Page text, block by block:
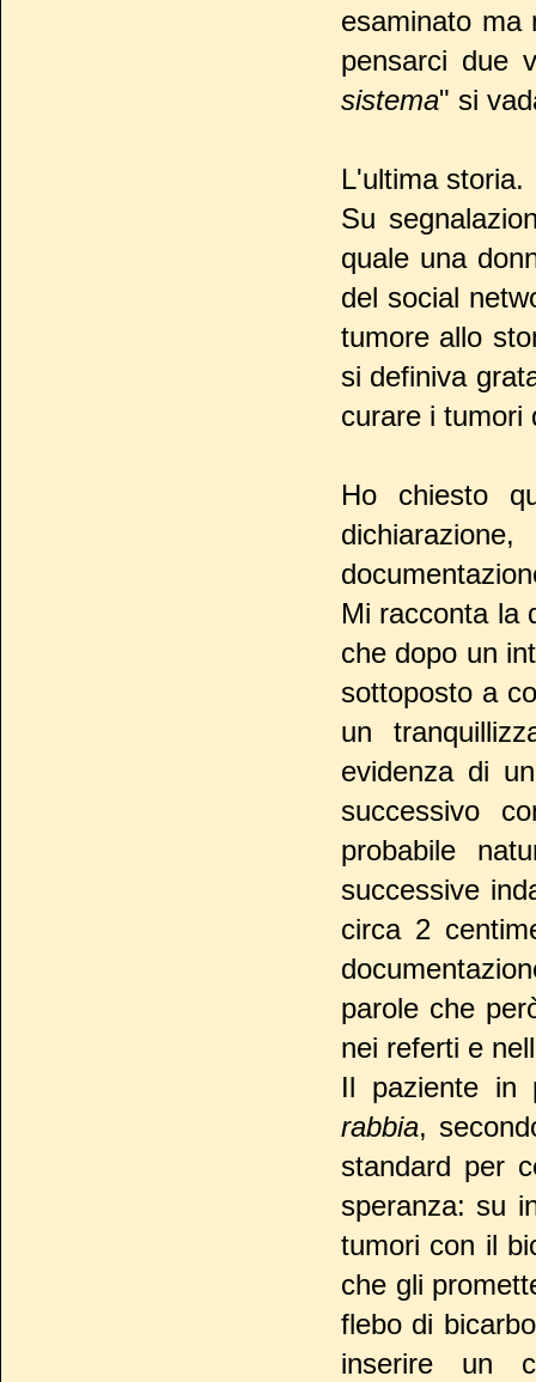
esaminato
pensarci due
sistema" si
L'ultima storia.
Su
quale una
del social
tumore allo
si definiva
curare i tumori
Ho chiesto
Mi racconta la
che dopo un
sottoposto a
un
evidenza di
successivo
probabile
successive
circa 2
parole che
nei referti e
Il paziente in
rabbia,
standard per
speranza: su
tumori con il
che gli
flebo di
inserire un